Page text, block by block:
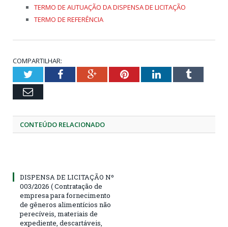
TERMO DE AUTUAÇÃO DA DISPENSA DE LICITAÇÃO
TERMO DE REFERÊNCIA
COMPARTILHAR:
TwitterFacebookGoogle+PinterestLinkedInTumblr
Email
CONTEÚDO RELACIONADO
DISPENSA DE LICITAÇÃO Nº
003/2026 ( Contratação de
empresa para fornecimento
de gêneros alimentícios não
perecíveis, materiais de
expediente, descartáveis,